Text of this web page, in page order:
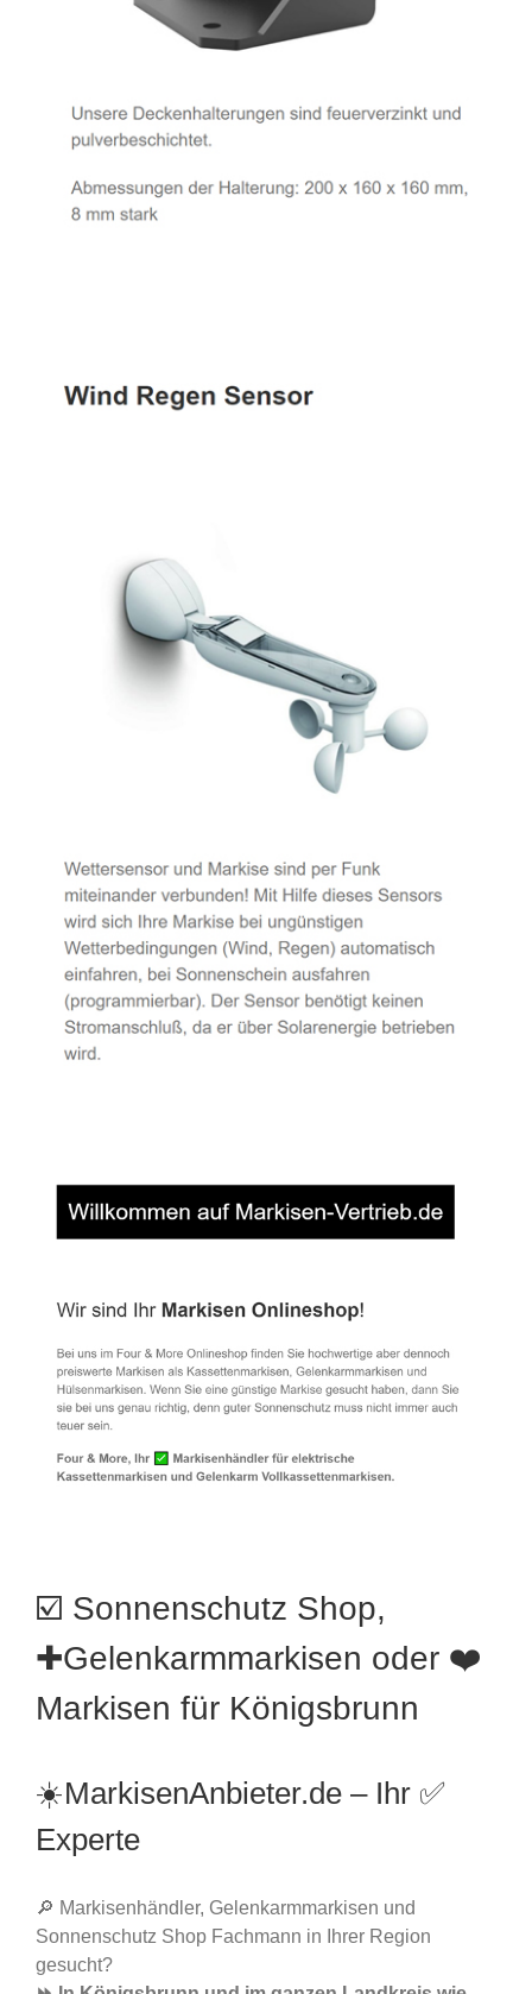
☑️ Sonnenschutz Shop,
✚Gelenkarmmarkisen oder ❤️
Markisen für Königsbrunn
☀️MarkisenAnbieter.de – Ihr ✅
Experte
🔎 Markisenhändler, Gelenkarmmarkisen und
Sonnenschutz Shop Fachmann in Ihrer Region
gesucht?